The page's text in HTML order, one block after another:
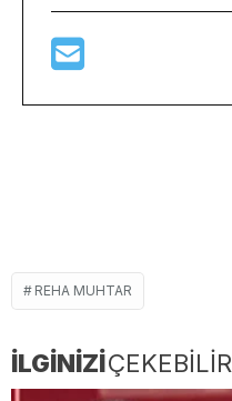
REHA MUHTAR
İLGİNİZİÇEKEBİLİR